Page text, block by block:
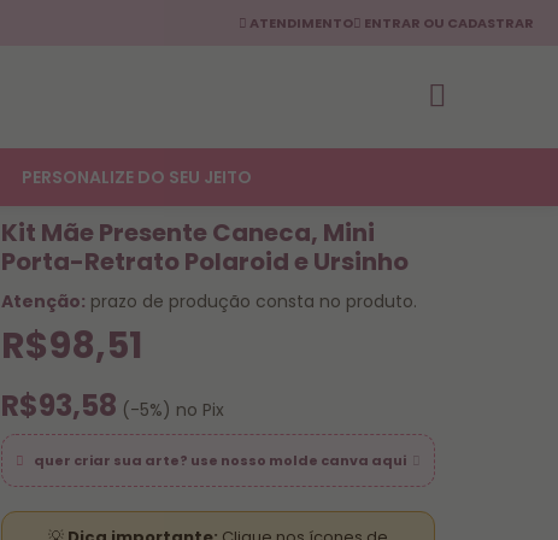
ATENDIMENTO ENTRAR OU CADASTRAR
PERSONALIZE DO SEU JEITO
Kit Mãe Presente Caneca, Mini
Porta-Retrato Polaroid e Ursinho
Atenção: prazo de produção consta no produto.
R$98,51
R$93,58 (-5%) no Pix
quer criar sua arte? use nosso molde canva aqui